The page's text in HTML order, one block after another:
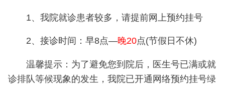
1、我院就诊患者较多，请提前网上预约挂号
2、接诊时间：早8点—晚20点(节假日不休)
温馨提示：为了避免您到院后，医生号已满或就
诊排队等候现象的发生，我院已开通网络预约挂号绿